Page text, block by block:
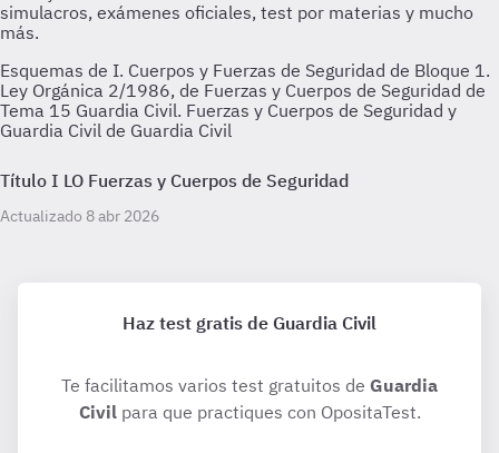
Esquemas de I. Cuerpos y Fuerzas de Seguridad de Bloque 1.
Ley Orgánica 2/1986, de Fuerzas y Cuerpos de Seguridad de
Tema 15 Guardia Civil. Fuerzas y Cuerpos de Seguridad y
Guardia Civil de Guardia Civil
Título I LO Fuerzas y Cuerpos de Seguridad
Actualizado 8 abr 2026
Haz test gratis de Guardia Civil
Te facilitamos varios test gratuitos de Guardia
Civilpara que practiques con OpositaTest.